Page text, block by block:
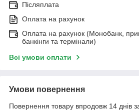
Післяплата
Оплата на рахунок
Оплата на рахунок (Монобанк,
банкінги та термінали)
Всі умови оплати
Умови повернення
Повернення товару впродовж 14 днів